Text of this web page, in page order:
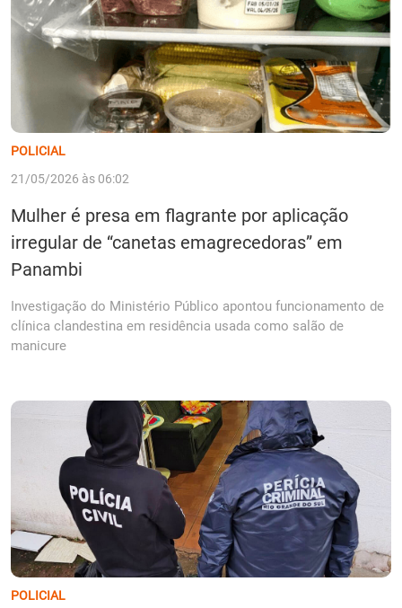
POLICIAL
21/05/2026 às 06:02
Mulher é presa em flagrante por aplicação
irregular de “canetas emagrecedoras” em
Panambi
Investigação do Ministério Público apontou funcionamento de
clínica clandestina em residência usada como salão de
manicure
POLICIAL